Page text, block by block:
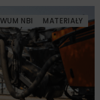
NBI MATERIAŁY